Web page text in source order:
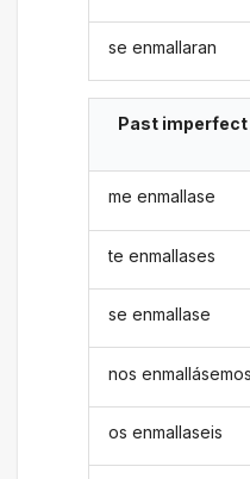
se enmallaran
Past
me enmallase
te enmallases
se enmallase
nos enmallásemos
os enmallaseis